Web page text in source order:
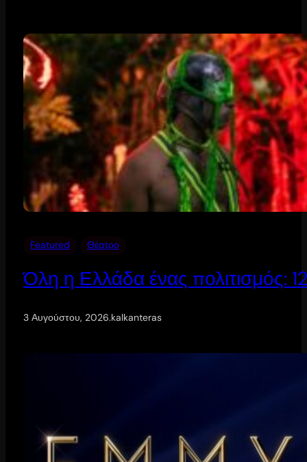
Featured Θέατρο
Όλη η Ελλάδα ένας πολιτισμός:
3 Αυγούστου, 2026.kalkanteras